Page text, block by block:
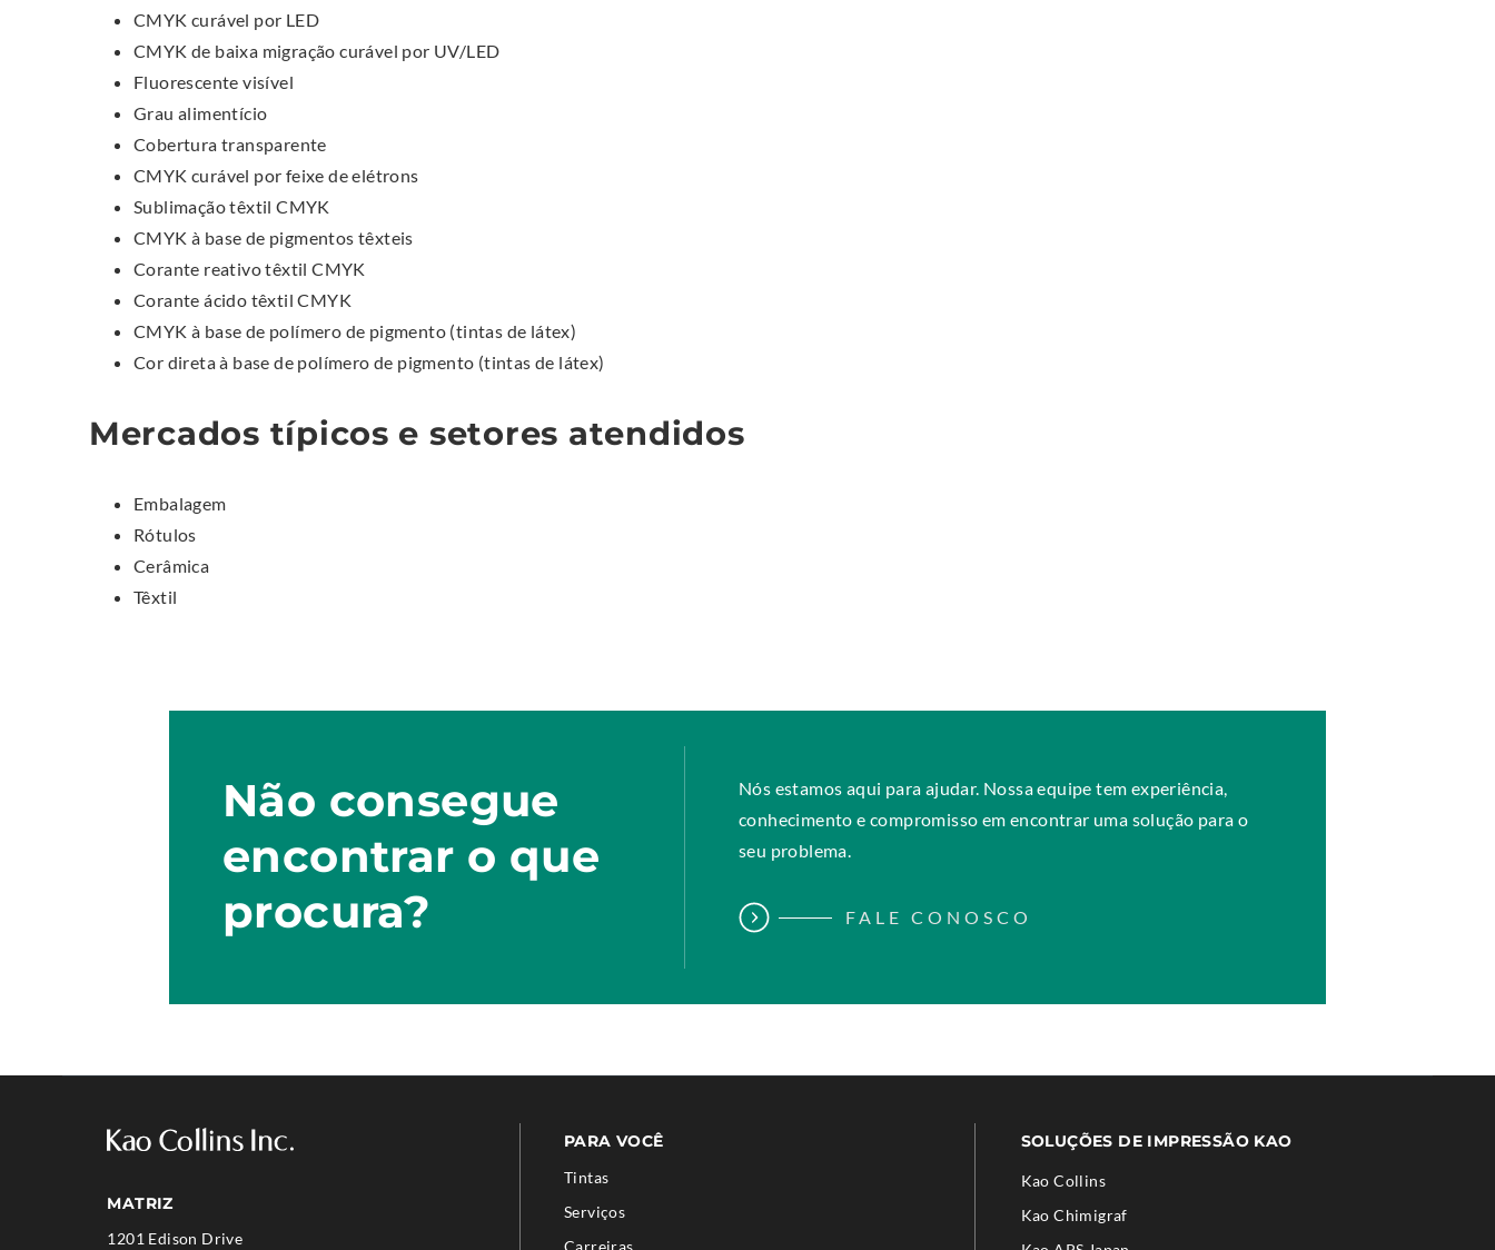
CMYK curável por LED
CMYK de baixa migração curável por UV/LED
Fluorescente visível
Grau alimentício
Cobertura transparente
CMYK curável por feixe de elétrons
Sublimação têxtil CMYK
CMYK à base de pigmentos têxteis
Corante reativo têxtil CMYK
Corante ácido têxtil CMYK
CMYK à base de polímero de pigmento (tintas de látex)
Cor direta à base de polímero de pigmento (tintas de látex)
Mercados típicos e setores atendidos
Embalagem
Rótulos
Cerâmica
Têxtil
Não consegue
encontrar o que
procura?
Nós estamos aqui para ajudar. Nossa equipe tem experiência,
conhecimento e compromisso em encontrar uma solução para o
seu problema.
FALE CONOSCO
MATRIZ
1201 Edison Drive
PARA VOCÊ
Tintas
Serviços
Carreiras
SOLUÇÕES DE IMPRESSÃO KAO
Kao Collins
Kao Chimigraf.